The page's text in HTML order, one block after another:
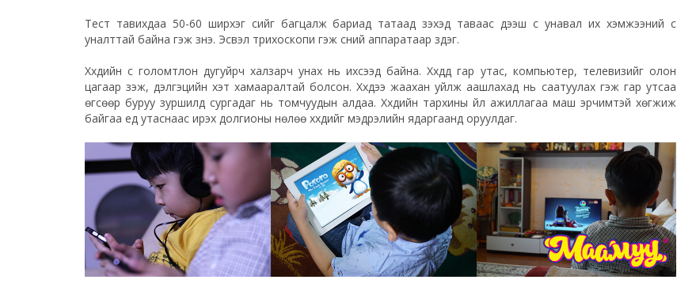
Тест тавихдаа 50-60 ширхэг үсийг багцалж бариад татаад үзэхэд таваас дээш үс унавал их хэмжээний үс
уналттай байна гэж үзнэ. Эсвэл трихоскопи гэж үсний аппаратаар үздэг.
Хүүхдийн үсголомтлон дугуйрчхалзарч унах нь ихсээд байна. Хүүхдүүд гар утас, компьютер, телевизийг олон
цагаар үзэж, дэлгэцийн хэт хамааралтай болсон. Хүүхдээ жаахан уйлж аашлахад нь саатуулах гэж гар утсаа
өгсөөр буруу зуршилд сургадаг нь томчуудын алдаа. Хүүхдийн тархины үйл ажиллагаа маш эрчимтэй хөгжиж
байгаа үед утаснаас ирэх долгионы нөлөө хүүхдийг мэдрэлийн ядаргаанд оруулдаг.